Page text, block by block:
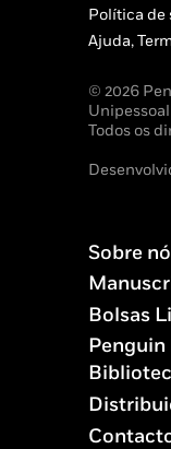
Política de
Ajuda,
© 2026
Todos os
Sobre
Bolsas
Penguin